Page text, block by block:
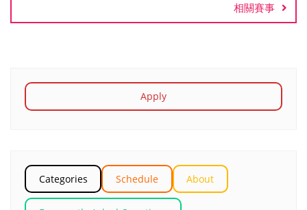
相關賽事
Apply
Categories Schedule About